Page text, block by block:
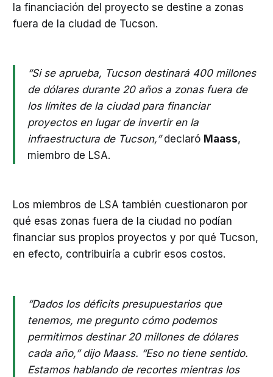
la financiación del proyecto se destine a zonas
fuera de la ciudad de Tucson.
“Si se aprueba, Tucson destinará 400 millones
de dólares durante 20 años a zonas fuera de
los límites de la ciudad para financiar
proyectos en lugar de invertir en la
infraestructura de Tucson,”declaró Maass,
miembro de LSA.
Los miembros de LSA también cuestionaron por
qué esas zonas fuera de la ciudad no podían
financiar sus propios proyectos y por qué Tucson,
en efecto, contribuiría a cubrir esos costos.
“Dados los déficits presupuestarios que
tenemos, me pregunto cómo podemos
permitirnos destinar 20 millones de dólares
cada año,” dijo Maass. “Eso no tiene sentido.
Estamos hablando de recortes mientras los